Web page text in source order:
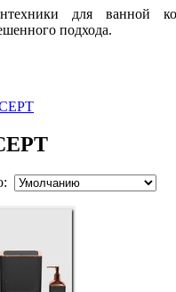
для ванной
подхода.